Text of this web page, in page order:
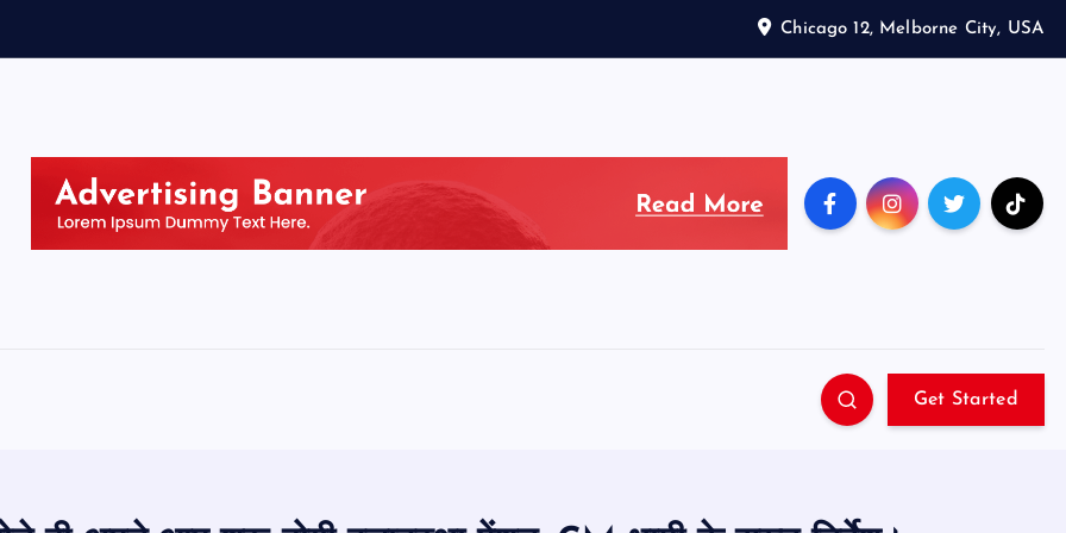
Chicago 12, Melborne City, USA
Get Started